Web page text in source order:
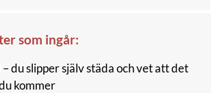
som ingår:
du slipper själv städa och vet att det
kommer